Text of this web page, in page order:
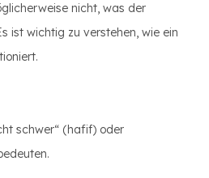
nicht, was der
ist wichtig zu verstehen, wie ein
schwer“ (hafif) oder